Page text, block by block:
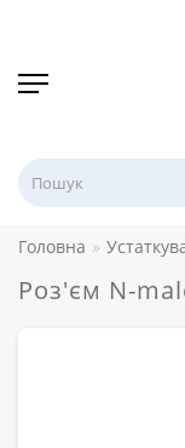
Головна
Роз'єм N-